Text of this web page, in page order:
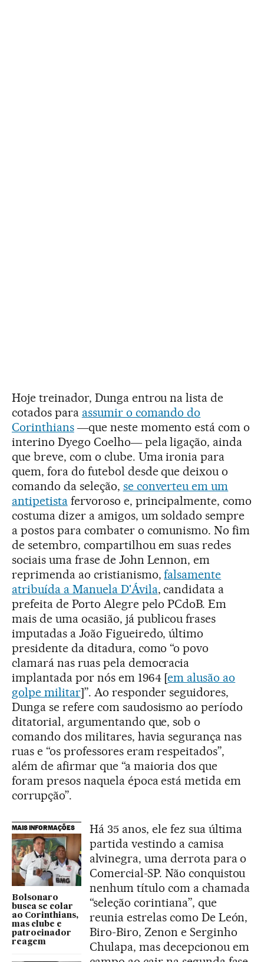
Hoje treinador, Dunga entrou na lista de
cotados para assumir o comando do
Corinthians―que neste momento está com o
interino Dyego Coelho― pela ligação, ainda
que breve, com o clube. Uma ironia para
quem, fora do futebol desde que deixou o
comando da seleção, se converteu em um
antipetistafervoroso e, principalmente, como
costuma dizer a amigos, um soldado sempre
a postos para combater o comunismo. No fim
de setembro, compartilhou em suas redes
sociais uma frase de John Lennon, em
reprimenda ao cristianismo,falsamente
atribuída a Manuela D'Ávila, candidata a
prefeita de Porto Alegre pelo PCdoB. Em
mais de uma ocasião, já publicou frases
imputadas a João Figueiredo, último
presidente da ditadura, como “o povo
clamará nas ruas pela democracia
implantada por nós em 1964 [em alusão ao
golpe militar]”. Ao responder seguidores,
Dunga se refere com saudosismo ao período
ditatorial, argumentando que, sob o
comando dos militares, havia segurança nas
ruas e “os professores eram respeitados”,
além de afirmar que “a maioria dos que
foram presos naquela época está metida em
corrupção”.
MAIS INFORMAÇÕES
Bolsonaro
busca se colar
ao Corinthians,
mas clube e
patrocinador
reagem
Há 35 anos, ele fez sua última
partida vestindo a camisa
alvinegra, uma derrota para o
Comercial-SP. Não conquistou
nenhum título com a chamada
“seleção corintiana”, que
reunia estrelas como De León,
Biro-Biro, Zenon e Serginho
Chulapa, mas decepcionou em